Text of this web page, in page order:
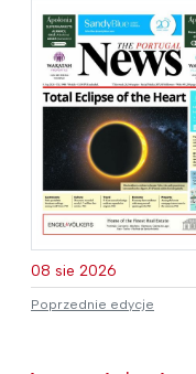
08 sie 2026
Poprzednie edycje